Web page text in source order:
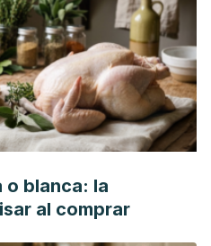
o blanca: la
al comprar